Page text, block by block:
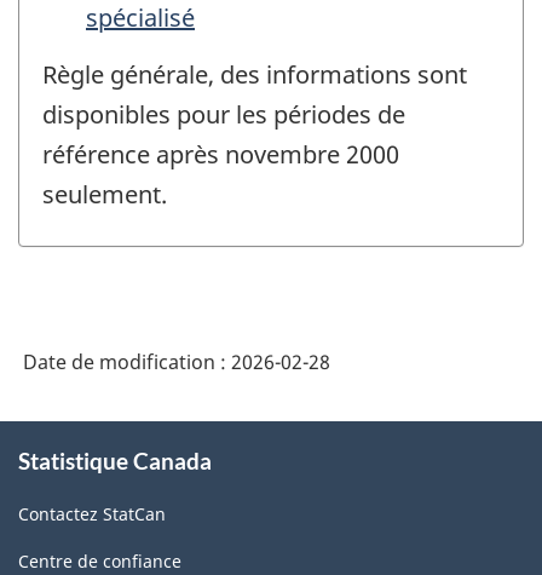
spécialisé
Règle générale, des informations sont
disponibles pour les périodes de
référence après novembre 2000
seulement.
Date de modification : 2026-02-28
propos
ce
site
Statistique Canada
Contactez StatCan
Centre de confiance